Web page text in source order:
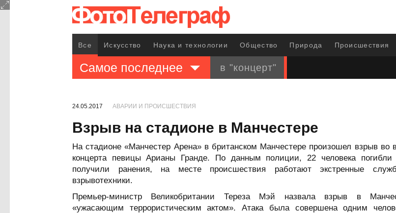
Все Искусство Наука и технологии Общество Природа Происшествия
Самое последнее в "концерт"
24.05.2017 АВАРИИ И ПРОИСШЕСТВИЯ
Взрыв на стадионе в Манчестере
На стадионе «Манчестер Арена» в британском Манчестере произошел взрыв во
концерта певицы Арианы Гранде. По данным полиции, 22 человека
получили ранения, на месте происшествия работают экстренные
взрывотехники.
Премьер-министр Великобритании Тереза Мэй назвала взрыв в
«ужасающим террористическим актом». Атака была совершена одним